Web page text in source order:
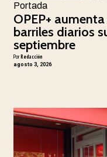
Portada
OPEP+
barriles diarios
septiembre
PorRedacción
agosto 3, 2026